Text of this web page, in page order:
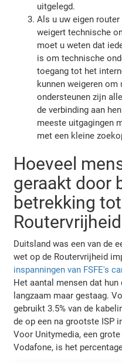
uitgelegd.
Als u uw eigen router
weigert technische
moet u weten dat
is om technische
toegang tot het
kunnen weigeren om
ondersteunen zijn
de verbinding aan
meeste uitgagingen
met een kleine
Hoeveel
geraakt door
betrekking tot
Duitsland was een van de
wet op de Routervrijheid
inspanningen van FSFE's
Het aantal mensen dat
langzaam maar gestaag.
gebruikt 3.5% van de
de op een na grootste ISP
Voor Unitymedia, een
Vodafone, is het